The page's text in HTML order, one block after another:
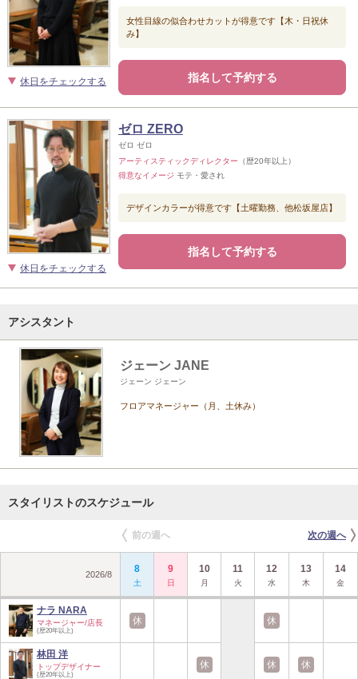
休日をチェックする
女性目線の似合わせカットが得意です【木・日祝休
み】
指名して予約する
休日をチェックする
ゼロ ZERO
ゼロ ゼロ
アーティスティックディレクター （歴20年以上）
得意なイメージ モテ・愛され
デザインカラーが得意です【土曜勤務、他松坂屋店】
指名して予約する
アシスタント
ジェーン JANE
ジェーン ジェーン
フロアマネージャー（月、土休み）
スタイリストのスケジュール
前の週へ 次の週へ
2026/8 8
土
9
日
10
月
11
火
12
水
13
木
14
金
ナラ NARA
マネージャー/店長
(歴20年以上)
林田 洋
トップデザイナー
(歴20年以上)
休 休
休 休 休